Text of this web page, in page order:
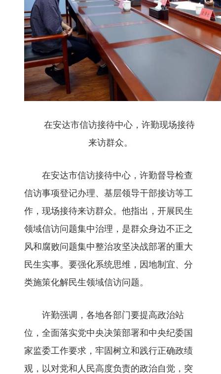
在安达市信访接待中心，许勤现场接待
来访群众。
在安达市信访接待中心，许勤督导检查
信访事项登记办理、基层领导干部接访等工
作，现场接待来访群众。他指出，开展民生
领域信访问题集中治理，是群众身边不正之
风和腐败问题集中整治攻坚决战部署的重大
民生实事。要强化系统思维，因地制宜、分
类施策化解民生领域信访问题。
许勤强调，各地各部门要提高政治站
位，全面落实党中央决策部署和中央纪委国
家监委工作要求，牢固树立和践行正确政绩
观，以对党和人民高度负责的政治自觉，突